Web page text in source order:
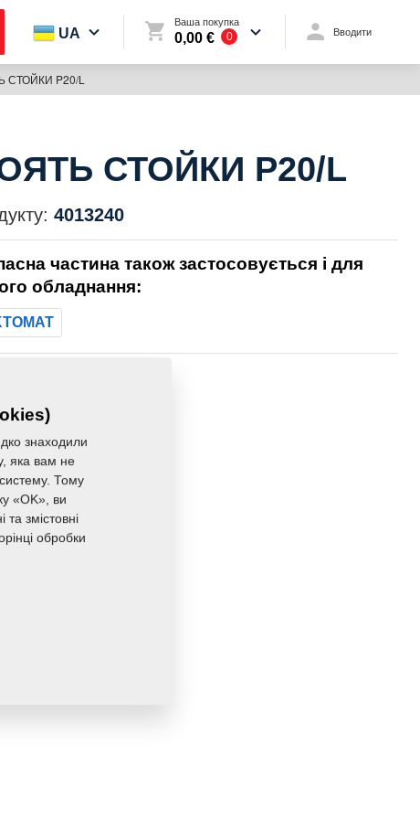
UA
Ваша покупка
0,00 € 0 Вводити
СТОЙКИ P20/L
СТОЙКИ P20/L
4013240
частина також застосовується і для
обладнання:
знаходили
яка вам не
Тому
«OK», ви
змістовні
обробки